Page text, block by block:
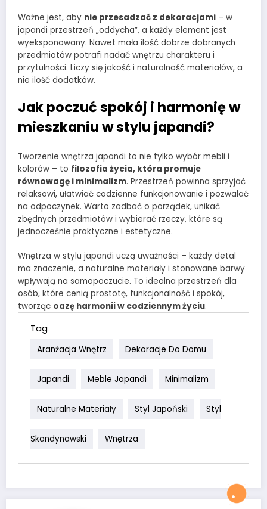
Ważne jest, aby nie przesadzać z dekoracjami – w
japandi przestrzeń „oddycha”, a każdy element jest
wyeksponowany. Nawet mała ilość dobrze dobranych
przedmiotów potrafi nadać wnętrzu charakteru i
przytulności. Liczy się jakość i naturalność materiałów, a
nie ilość dodatków.
Jak poczuć spokój i harmonię w
mieszkaniu w stylu japandi?
Tworzenie wnętrza japandi to nie tylko wybór mebli i
kolorów – to filozofia życia, która promuje
równowagę i minimalizm. Przestrzeń powinna sprzyjać
relaksowi, ułatwiać codzienne funkcjonowanie i pozwalać
na odpoczynek. Warto zadbać o porządek, unikać
zbędnych przedmiotów i wybierać rzeczy, które są
jednocześnie praktyczne i estetyczne.
Wnętrza w stylu japandi uczą uważności – każdy detal
ma znaczenie, a naturalne materiały i stonowane barwy
wpływają na samopoczucie. To idealna przestrzeń dla
osób, które cenią prostotę, funkcjonalność i spokój,
tworząc oazę harmonii w codziennym życiu.
Tag
Aranżacja Wnętrz Dekoracje Do Domu
Japandi Meble Japandi Minimalizm
Naturalne Materiały Styl Japoński Styl
Skandynawski Wnętrza